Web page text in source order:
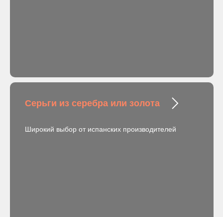
Серьги из серебра или золота
Широкий выбор от испанских производителей